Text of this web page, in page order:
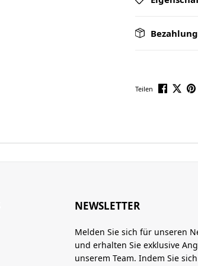
Teilen
NEWSLETTER
Melden Sie sich für unseren
und erhalten Sie exklusive
unserem Team. Indem Sie